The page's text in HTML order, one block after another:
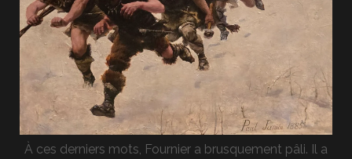
À ces derniers mots, Fournier a brusquement pâli. Il a